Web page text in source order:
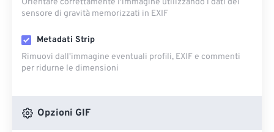
Orientare correttamente l'immagine utilizzando i dati del
sensore di gravità memorizzati in EXIF
Metadati Strip
Rimuovi dall'immagine eventuali profili, EXIF ​​e commenti
per ridurne le dimensioni
Opzioni GIF